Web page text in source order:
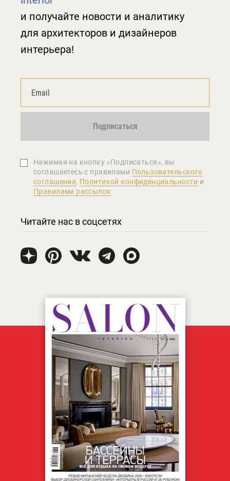
и получайте новости и аналитику
для архитекторов и дизайнеров
интерьера!
Подписаться
Нажимая на кнопку «Подписаться», вы
соглашаетеcь с правилами Пользовательского
соглашения, Политикой конфиденциальности и
Правилами рассылок
Читайте нас в соцсетях